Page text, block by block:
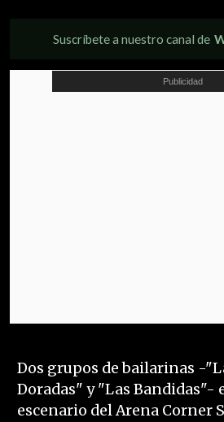
Suscríbete a nuestro canal de
Dos grupos de bailarinas -
Doradas" y "Las Bandidas"-
escenario del Arena Corner